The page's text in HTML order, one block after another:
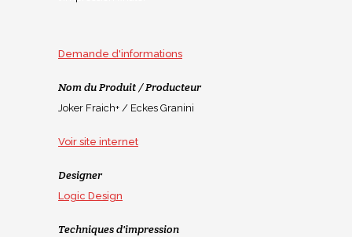
Demande d'informations
Nom du Produit / Producteur
Joker Fraich+ / Eckes Granini
Voir site internet
Designer
Logic Design
Techniques d'impression